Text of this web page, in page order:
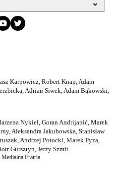
Karpowicz, Robert Knap, Adam
Adrian Siwek, Adam Bąkowski,
Nykiel, Goran Andrijanić, Marek
Aleksandra Jakubowska, Stanisław
Andrzej Potocki, Marek Pyza,
Gursztyn, Jerzy Szmit.
Fratria